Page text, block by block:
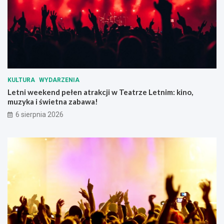
k
u
m
z
k
a
l
n
p
u
p
a
ł
e
KULTURA WYDARZENIA
Letni weekend pełen atrakcji w Teatrze Letnim: kino,
muzyka i świetna zabawa!
6 sierpnia 2026